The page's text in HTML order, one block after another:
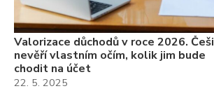
Valorizace důchodů v roce 2026. Češi
nevěří vlastním očím, kolik jim bude
chodit na účet
22. 5. 2025